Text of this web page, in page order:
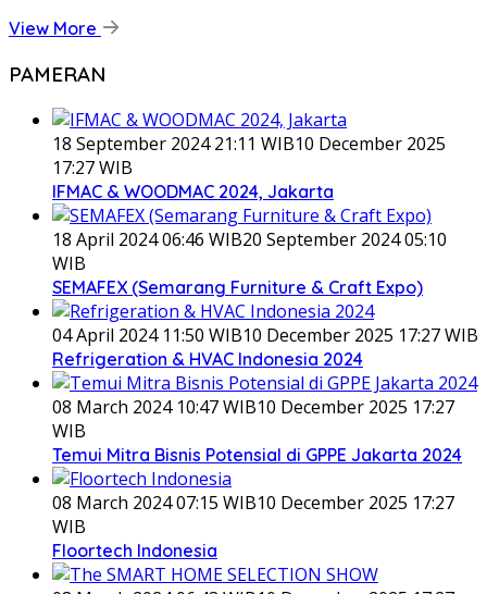
View More
PAMERAN
18 September 2024 21:11 WIB10 December 2025
17:27 WIB
IFMAC & WOODMAC 2024, Jakarta
18 April 2024 06:46 WIB20 September 2024 05:10
WIB
SEMAFEX (Semarang Furniture & Craft Expo)
04 April 2024 11:50 WIB10 December 2025 17:27 WIB
Refrigeration & HVAC Indonesia 2024
08 March 2024 10:47 WIB10 December 2025 17:27
WIB
Temui Mitra Bisnis Potensial di GPPE Jakarta 2024
08 March 2024 07:15 WIB10 December 2025 17:27
WIB
Floortech Indonesia